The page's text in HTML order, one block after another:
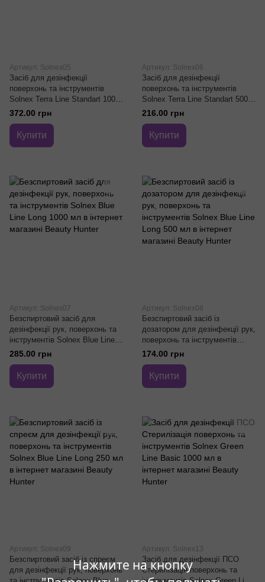
Нажмите на кнопку
Артикул: Solnex05
Засіб для дезінфекції
поверхонь та інструментів
Solnex Terra Line Standart 1000
мл
372.00 грн
Купити
Артикул: Solnex06
Засіб для дезінфекції
поверхонь та інструментів
Solnex Terra Line Standart 500
мл
216.00 грн
Купити
Артикул: Solnex07
Безспиртовий засіб для
дезінфекції рук, поверхонь та
інструментів Solnex Blue Line
Long 1000 мл
285.00 грн
Купити
Артикул: Solnex08
Безспиртовий засіб із
дозатором для дезінфекції рук,
поверхонь та інструментів
Solnex Blue Line Long 500 мл
174.00 грн
Купити
Артикул: Solnex09
Безспиртовий засіб із спреєм
для дезінфекції рук, поверхонь
Артикул: Solnex13
Засіб для дезінфекції ПСО
Стерилізація поверхонь та